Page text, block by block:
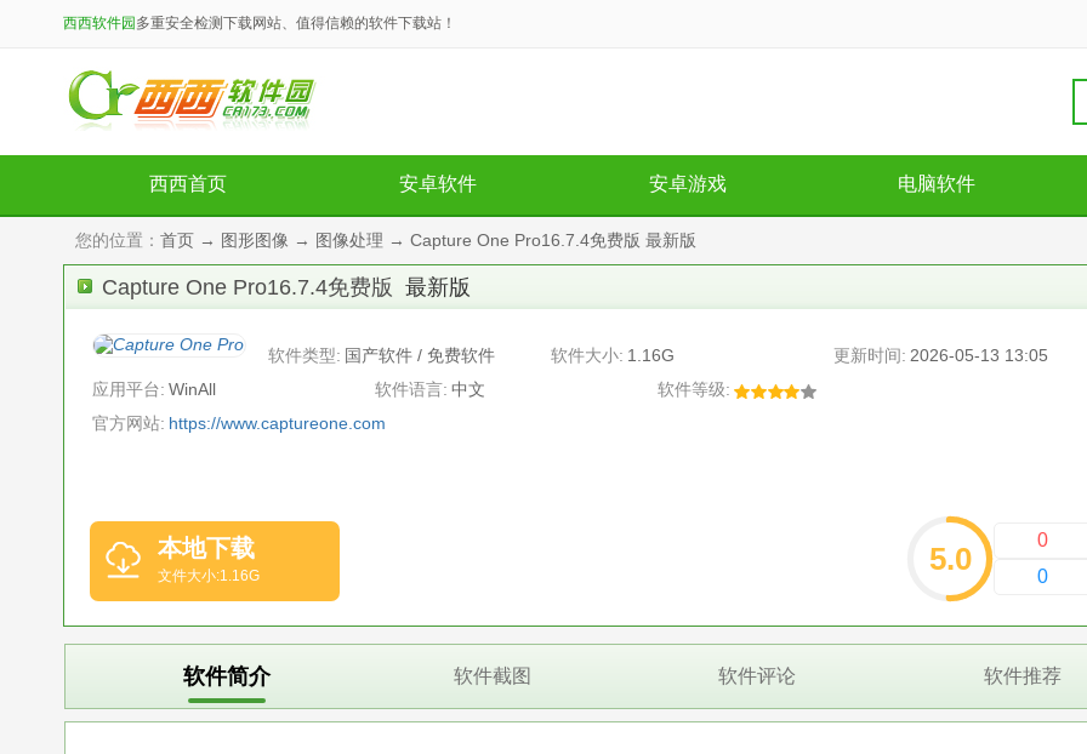
西西软件园 多重安全检测下载网站、值得信赖的软件下载站！
西西首页 安卓软件 安卓游戏 电脑软件
您的位置： 首页 → 图形图像 → 图像处理 → Capture One Pro16.7.4免费版 最新版
Capture One Pro16.7.4免费版 最新版
软件类型: 国产软件 / 免费软件 软件大小: 1.16G 更新时间: 2026-05-13 13:05
应用平台: WinAll 软件语言: 中文
软件等级:
官方网站: https://www.captureone.com
本地下载
文件大小:1.16G 5.0
0
0
软件简介 软件截图 软件评论 软件推荐